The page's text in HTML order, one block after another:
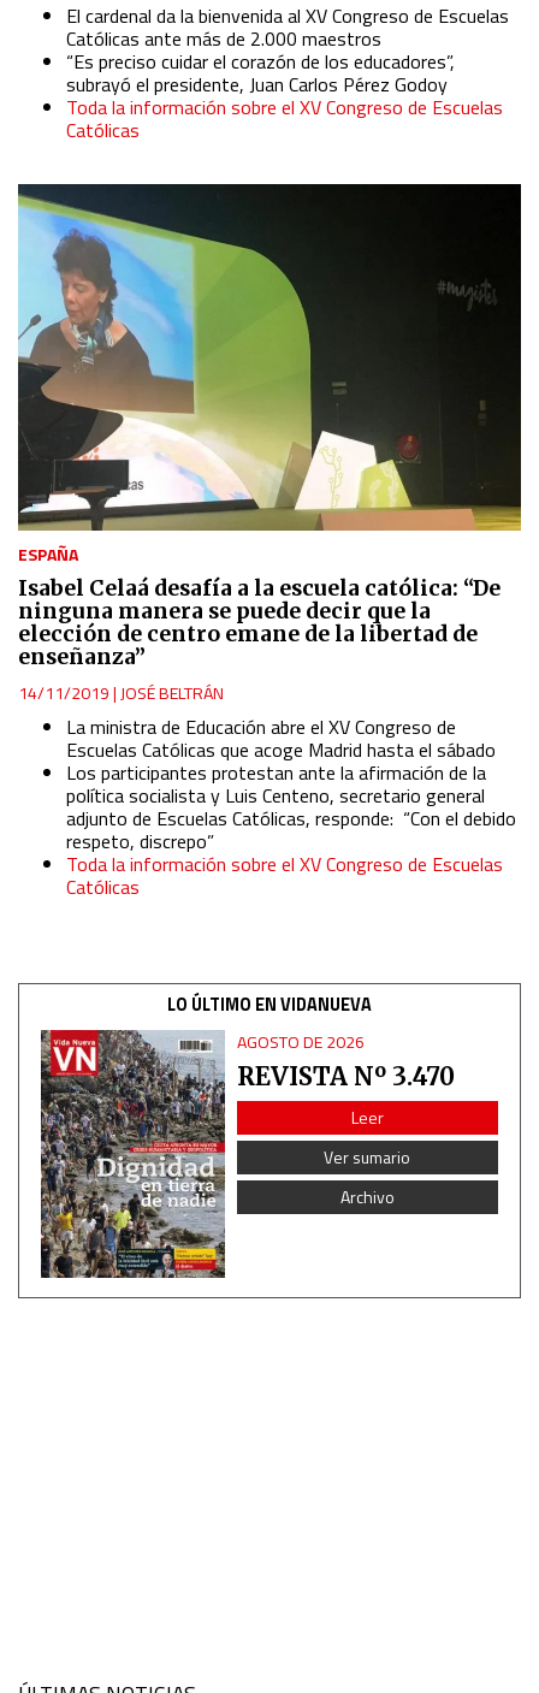
El cardenal da la bienvenida al XV Congreso de Escuelas
Católicas ante más de 2.000 maestros
“Es preciso cuidar el corazón de los educadores”,
subrayó el presidente, Juan Carlos Pérez Godoy
Toda la información sobre el XV Congreso de Escuelas
Católicas
ESPAÑA
Isabel Celaá desafía a la escuela católica: “De
ninguna manera se puede decir que la
elección de centro emane de la libertad de
enseñanza”
14/11/2019| JOSÉ BELTRÁN
La ministra de Educación abre el XV Congreso de
Escuelas Católicas que acoge Madrid hasta el sábado
Los participantes protestan ante la afirmación de la
política socialista y Luis Centeno, secretario general
adjunto de Escuelas Católicas, responde: “Con el debido
respeto, discrepo”
Toda la información sobre el XV Congreso de Escuelas
Católicas
LO ÚLTIMO EN VIDANUEVA
AGOSTO DE 2026
REVISTA Nº 3.470
Leer
Ver sumario
Archivo